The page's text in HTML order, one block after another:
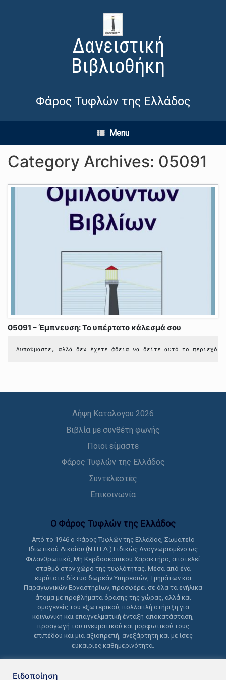
Δανειστική
Βιβλιοθήκη
Φάρος Τυφλών της Ελλάδος
Menu
Category Archives: 05091
05091 – Έμπνευση: Το υπέρτατο κάλεσμά σου
Λυπούμαστε, αλλά δεν έχετε άδεια να δείτε αυτό το
Λήψη Καταλόγου 2026
Βιβλία με συνθέτη φωνής
Ποιοι είμαστε
Φάρος Τυφλών της Ελλάδος
Συντελεστές
Επικοινωνία
Ο Φάρος Τυφλών της Ελλάδoς
Από το 1946 ο Φάρος Τυφλών της Ελλάδος, Σωματείο
Ιδιωτικού Δικαίου (Ν.Π.Ι.Δ.) Ειδικώς Αναγνωρισμένο ως
Φιλανθρωπικό, Μη Κερδοσκοπικού Χαρακτήρα, αποτελεί
σταθμό στον χώρο της τυφλότητας. Μέσα από ένα
ευρύτατο δίκτυο δωρεάν Υπηρεσιών, Τμημάτων και
Παραγωγικών Εργαστηρίων, προσφέρει σε όλα τα ενήλικα
άτομα με προβλήματα όρασης της χώρας, αλλά και
ομογενείς του εξωτερικού, πολλαπλή στήριξη για
κοινωνική και επαγγελματική ένταξη-αποκατάσταση,
προαγωγή του πνευματικού και μορφωτικού τους
επιπέδου και μια αξιοπρεπή, ανεξάρτητη και με ίσες
ευκαιρίες καθημερινότητα.
Ειδοποίηση